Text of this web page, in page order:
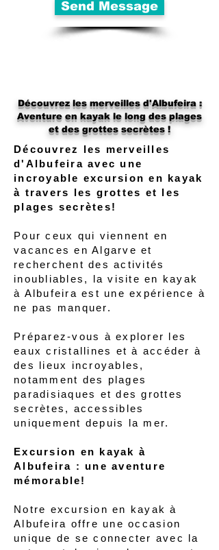
Send Message
Découvrez les merveilles d'Albufeira :
Aventure en kayak le long des plages
et des grottes secrètes !
Découvrez les merveilles
d'Albufeira avec une
incroyable excursion en kayak
à travers les grottes et les
plages secrètes!
Pour ceux qui viennent en
vacances en Algarve et
recherchent des activités
inoubliables, la visite en kayak
à Albufeira est une expérience à
ne pas manquer.
Préparez-vous à explorer les
eaux cristallines et à accéder à
des lieux incroyables,
notamment des plages
paradisiaques et des grottes
secrètes, accessibles
uniquement depuis la mer.
Excursion en kayak à
Albufeira : une aventure
mémorable!
Notre excursion en kayak à
Albufeira offre une occasion
unique de se connecter avec la